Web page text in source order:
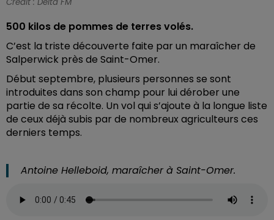
500 kilos de pommes de terres volés.
C’est la triste découverte faite par un maraîcher de
Salperwick près de Saint-Omer.
Début septembre, plusieurs personnes se sont
introduites dans son champ pour lui dérober une
partie de sa récolte. Un vol qui s’ajoute à la longue liste
de ceux déjà subis par de nombreux agriculteurs ces
derniers temps.
Antoine Helleboid, maraîcher à Saint-Omer.